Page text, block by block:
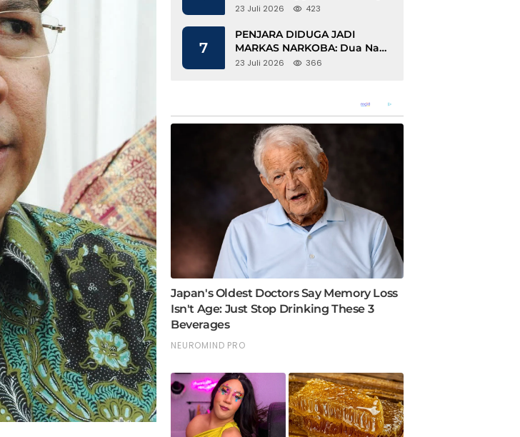
Ekonomi Hijau Berbasis Kopi
23 Juli 2026 423
7
PENJARA DIDUGA JADI
MARKAS NARKOBA: Dua Napi
Rajabasa Bebas Gunakan HP,
23 Juli 2026 366